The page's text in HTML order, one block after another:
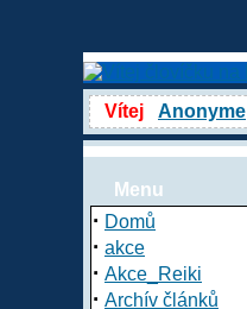
Vítej Anonyme
Menu
· Domů
· akce
· Akce_Reiki
· Archív článků